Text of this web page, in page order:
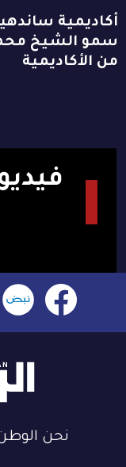
أكاديمية
سمو الشيخ
من الأكاديمية
نحن